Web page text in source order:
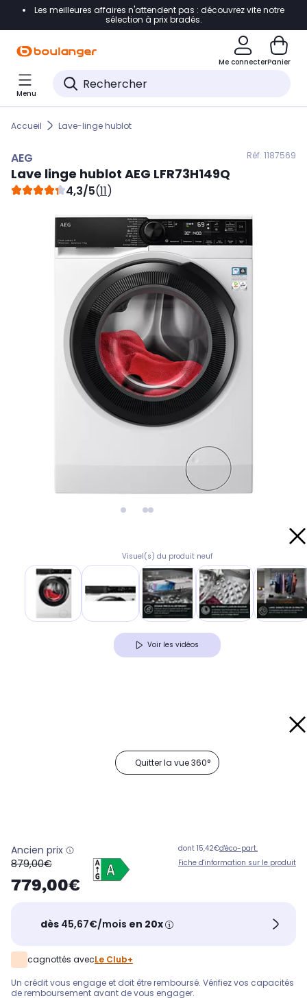
Accéder directement à la navigation
Accéder directement au pied de page
Accéder directement au chatbot
Les meilleures affaires n'attendent pas : découvrez vite notre
sélection à prix bradés.
Me connecterPanier
Menu
Accueil Lave-linge hublot
AEG Réf. 1187569
Lave linge hublot AEG LFR73H149Q
4,3/5(11)
Visuel(s) du produit neuf
Voir les vidéos
Quitter la vue 360°
Ancien prix
oldPrice
879,00€
779,00€
dont 15,42€d'éco-part.
Fiche d'information sur le produit
dès 45,67€/mois en 20x
cagnottés avecLe Club+
Un crédit vous engage et doit être remboursé. Vérifiez vos capacités
de remboursement avant de vous engager.